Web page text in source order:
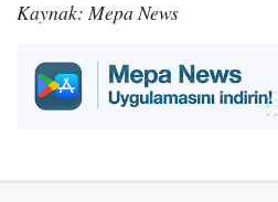
Kaynak: Mepa News